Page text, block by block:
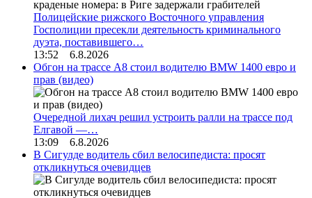
Полицейские рижского Восточного управления
Госполиции пресекли деятельность криминального
дуэта, поставившего…
13:52 6.8.2026
Обгон на трассе А8 стоил водителю BMW 1400 евро и
прав (видео)
Очередной лихач решил устроить ралли на трассе под
Елгавой —…
13:09 6.8.2026
В Сигулде водитель сбил велосипедиста: просят
откликнуться очевидцев